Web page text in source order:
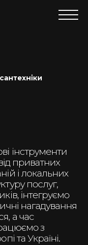
інструменти
приватних
і локальних
послуг,
інтегруємо
нагадування
а час
з
та Україні.